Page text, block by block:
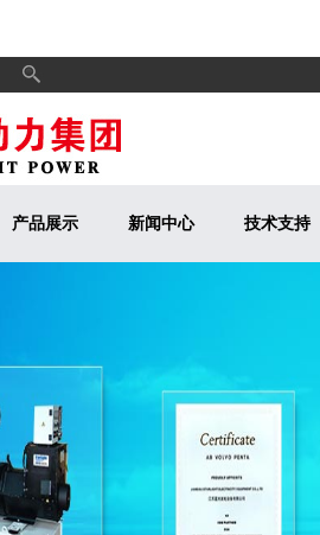
产品展示 新闻中心 技术支持